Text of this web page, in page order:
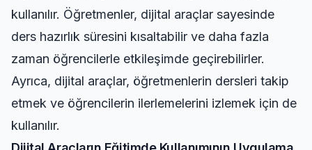
kullanılır. Öğretmenler, dijital araçlar sayesinde
ders hazırlık süresini kısaltabilir ve daha fazla
zaman öğrencilerle etkileşimde geçirebilirler.
Ayrıca, dijital araçlar, öğretmenlerin dersleri takip
etmek ve öğrencilerin ilerlemelerini izlemek için de
kullanılır.